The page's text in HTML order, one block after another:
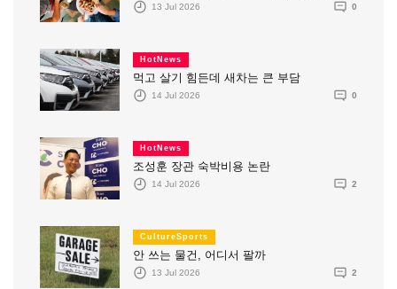
13 Jul 2026 0
HotNews
먹고 살기 힘든데 새차는 큰 부담
14 Jul 2026 0
HotNews
조성훈 장관 숙박비용 논란
14 Jul 2026 2
CultureSports
안 쓰는 물건, 어디서 팔까
13 Jul 2026 2